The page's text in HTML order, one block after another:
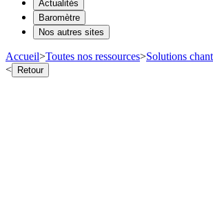
Actualités
Baromètre
Nos autres sites
Accueil>Toutes nos ressources>Solutions
< Retour